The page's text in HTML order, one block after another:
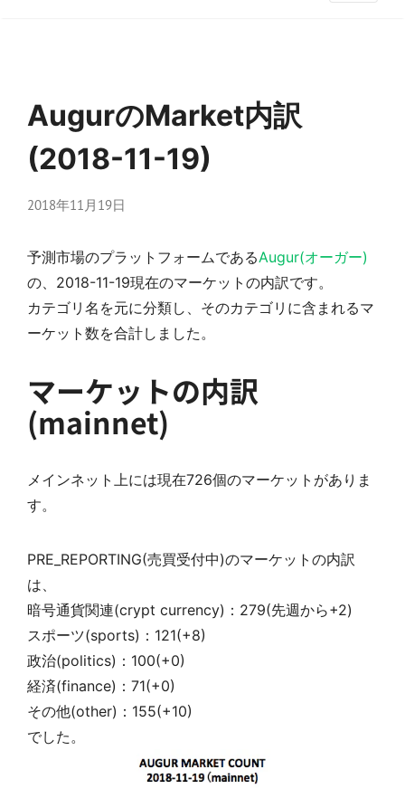
AugurのMarket内訳
(2018-11-19)
2018年11月19日
予測市場のプラットフォームであるAugur(オーガー)
の、2018-11-19現在のマーケットの内訳です。
カテゴリ名を元に分類し、そのカテゴリに含まれるマ
ーケット数を合計しました。
マーケットの内訳
(mainnet)
メインネット上には現在726個のマーケットがありま
す。
PRE_REPORTING(売買受付中)のマーケットの内訳
は、
暗号通貨関連(crypt currency)：279(先週から+2)
スポーツ(sports)：121(+8)
政治(politics)：100(+0)
経済(finance)：71(+0)
その他(other)：155(+10)
でした。